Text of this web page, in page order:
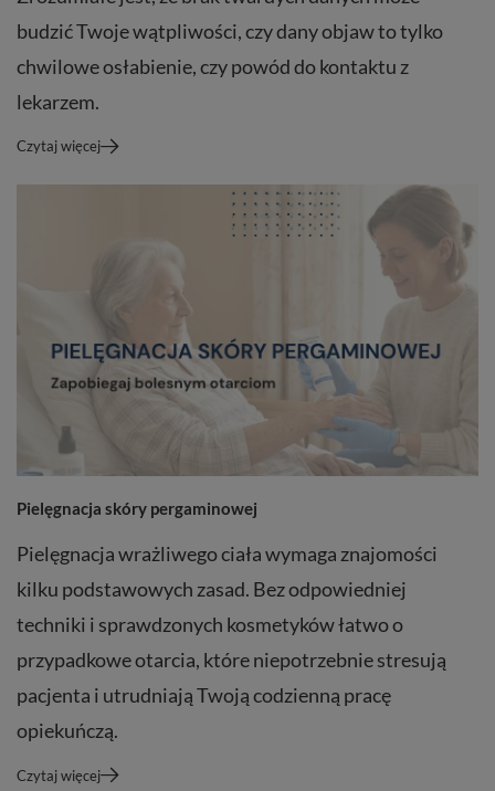
budzić Twoje wątpliwości, czy dany objaw to tylko
chwilowe osłabienie, czy powód do kontaktu z
lekarzem.
Czytaj więcej
Pielęgnacja skóry pergaminowej
Pielęgnacja wrażliwego ciała wymaga znajomości
kilku podstawowych zasad. Bez odpowiedniej
techniki i sprawdzonych kosmetyków łatwo o
przypadkowe otarcia, które niepotrzebnie stresują
pacjenta i utrudniają Twoją codzienną pracę
opiekuńczą.
Czytaj więcej